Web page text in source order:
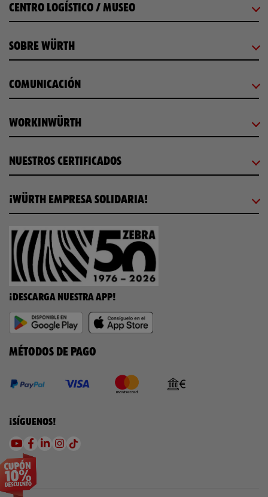
CENTRO LOGÍSTICO / MUSEO
SOBRE WÜRTH
COMUNICACIÓN
WORKINWÜRTH
NUESTROS CERTIFICADOS
¡WÜRTH EMPRESA SOLIDARIA!
¡DESCARGA NUESTRA APP!
MÉTODOS DE PAGO
¡SÍGUENOS!